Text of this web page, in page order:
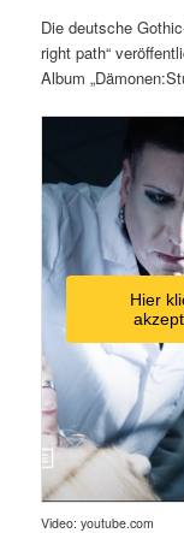
Die deutsche
right path“
Album „
Hier
Video: youtube.com